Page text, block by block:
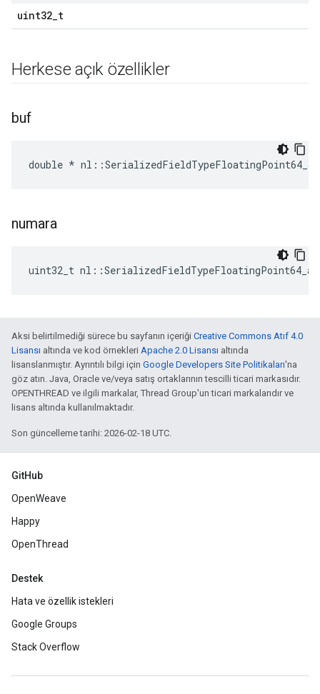
uint32_t
Herkese açık özellikler
buf
double *
numara
uint32_t
Aksi belirtilmediği sürece bu sayfanın içeriği Creative Commons Atıf 4.0
Lisansı altında ve kod örnekleri Apache 2.0 Lisansı altında
lisanslanmıştır. Ayrıntılı bilgi için Google Developers Site Politikaları'na
göz atın. Java, Oracle ve/veya satış ortaklarının tescilli ticari markasıdır.
OPENTHREAD ve ilgili markalar, Thread Group'un ticari markalarıdır ve
lisans altında kullanılmaktadır.
Son güncelleme tarihi: 2026-02-18 UTC.
GitHub
OpenWeave
Happy
OpenThread
Destek
Hata ve özellik istekleri
Google Groups
Stack Overflow